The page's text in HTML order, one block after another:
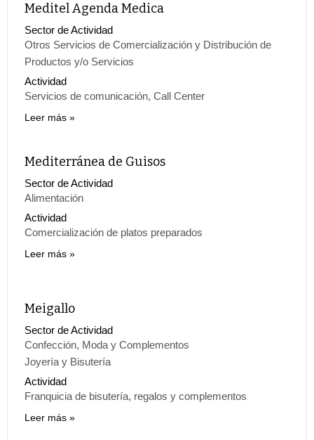
Meditel Agenda Medica
Sector de Actividad
Otros Servicios de Comercialización y Distribución de
Productos y/o Servicios
Actividad
Servicios de comunicación, Call Center
Leer más
Mediterránea de Guisos
Sector de Actividad
Alimentación
Actividad
Comercialización de platos preparados
Leer más
Meigallo
Sector de Actividad
Confección, Moda y Complementos
Joyería y Bisutería
Actividad
Franquicia de bisutería, regalos y complementos
Leer más